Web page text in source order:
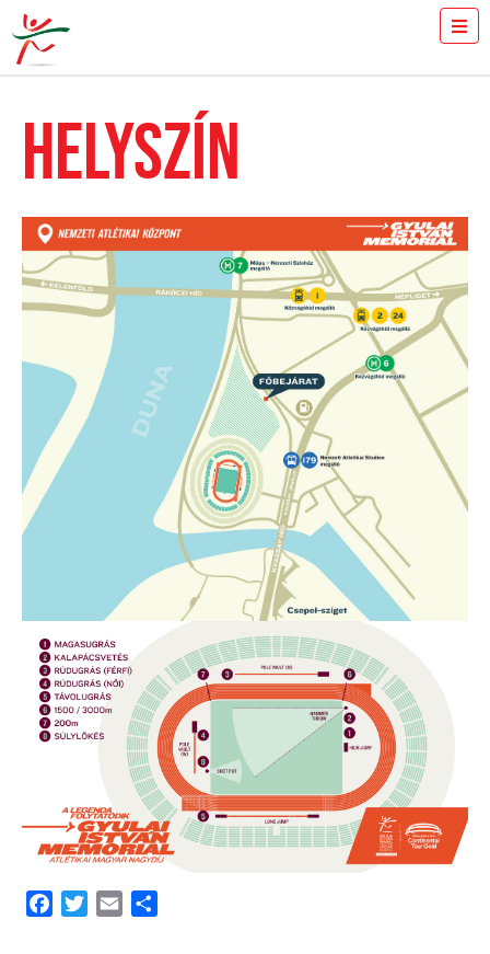
JEGYVÁSÁRLÁS
TÖRTÉNET
DR. SPIRIEV BOJIDAR TRÓFEA
VERSENYCSÚCSOK
IDŐREND
PÉNZDÍJ
HELYSZÍN
GYIK
EREDMÉNYEK
GYULAI ISTVÁN
HÍREK
GALÉRIA
TÁMOGATÓK
KAPCSOLAT
HELYSZÍN
FacebookTwitterEmail